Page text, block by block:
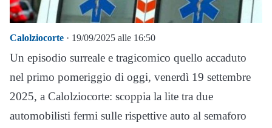
Calolziocorte · 19/09/2025 alle 16:50
Un episodio surreale e tragicomico quello accaduto
nel primo pomeriggio di oggi, venerdì 19 settembre
2025, a Calolziocorte: scoppia la lite tra due
automobilisti fermi sulle rispettive auto al semaforo